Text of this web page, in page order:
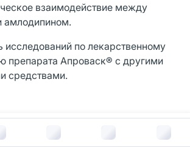
В корзину за
взаимодействие между
амлодипином.
исследований по лекарственному
препарата Апроваск® с другими
средствами.
возникновения какого-либо